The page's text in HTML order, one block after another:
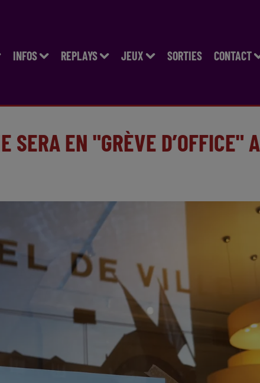
INFOS REPLAYS JEUX SORTIES CONTACT
SERA EN "GRÈVE D’OFFICE"